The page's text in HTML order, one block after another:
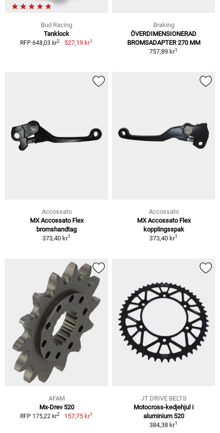
Bud Racing
Tanklock
RFP 648,03 kr2 527,19 kr1
Braking
ÖVERDIMENSIONERAD
BROMSADAPTER 270 MM
757,89 kr1
Accossato
MX Accossato Flex
bromshandtag
373,40 kr1
Accossato
MX Accossato Flex
kopplingsspak
373,40 kr1
AFAM
Mx-Drev 520
RFP 175,22 kr2 157,75 kr1
JT DRIVE BELTS
Motocross-kedjehjul i
aluminium 520
384,38 kr1